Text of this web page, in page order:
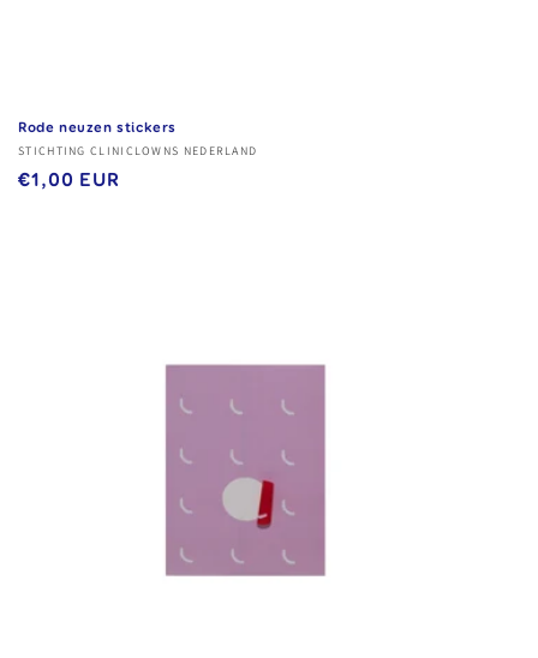
Rode neuzen stickers
Verkoper:
STICHTING CLINICLOWNS NEDERLAND
Normale
€1,00 EUR